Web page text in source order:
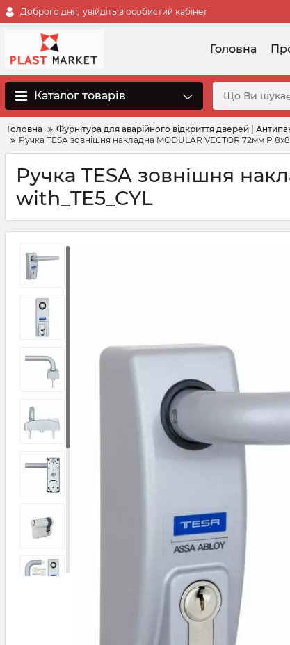
Доброго дня, увійдіть в особистий кабінет
Головна
Каталог товарів
Головна Фурнітура для аварійного відкриття дверей |
Ручка TESA зовнішня накладна MODULAR VECTOR 72мм P
Ручка TESA зовнішня
with_TE5_CYL